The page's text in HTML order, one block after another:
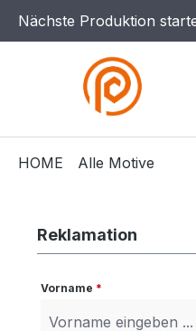
Nächste Produktion
HOME Alle Motive
Reklamation
Vorname *